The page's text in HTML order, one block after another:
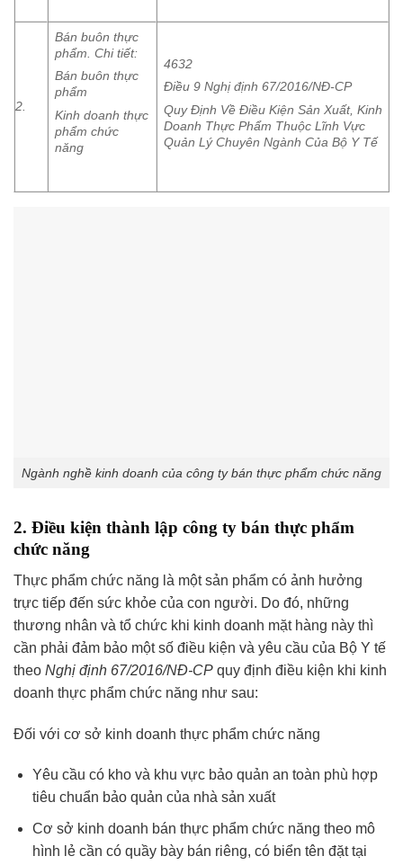
2.
Bán buôn thực
phẩm. Chi tiết:
Bán buôn thực
phẩm
Kinh doanh thực
phẩm chức
năng
4632
Điều 9 Nghị định 67/2016/NĐ-CP
Quy Định Về Điều Kiện Sản Xuất, Kinh
Doanh Thực Phẩm Thuộc Lĩnh Vực
Quản Lý Chuyên Ngành Của Bộ Y Tế
Ngành nghề kinh doanh của công ty bán thực phẩm chức năng
2. Điều kiện thành lập công ty bán thực phẩm
chức năng
Thực phẩm chức năng là một sản phẩm có ảnh hưởng
trực tiếp đến sức khỏe của con người. Do đó, những
thương nhân và tổ chức khi kinh doanh mặt hàng này thì
cần phải đảm bảo một số điều kiện và yêu cầu của Bộ Y tế
theo Nghị định 67/2016/NĐ-CP quy định điều kiện khi kinh
doanh thực phẩm chức năng như sau:
Đối với cơ sở kinh doanh thực phẩm chức năng
Yêu cầu có kho và khu vực bảo quản an toàn phù hợp
tiêu chuẩn bảo quản của nhà sản xuất
Cơ sở kinh doanh bán thực phẩm chức năng theo mô
hình lẻ cần có quầy bày bán riêng, có biển tên đặt tại